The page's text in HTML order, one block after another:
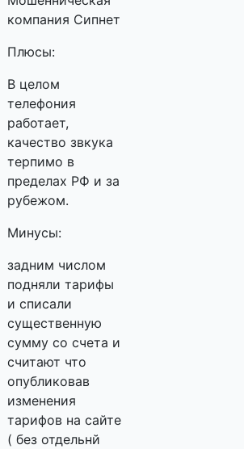
компания Сипнет
Плюсы:
В целом
телефония
работает,
качество звкука
терпимо в
пределах РФ и за
рубежом.
Минусы:
задним числом
подняли тарифы
и списали
существенную
сумму со счета и
считают что
опубликовав
изменения
тарифов на сайте
( без отдельнй